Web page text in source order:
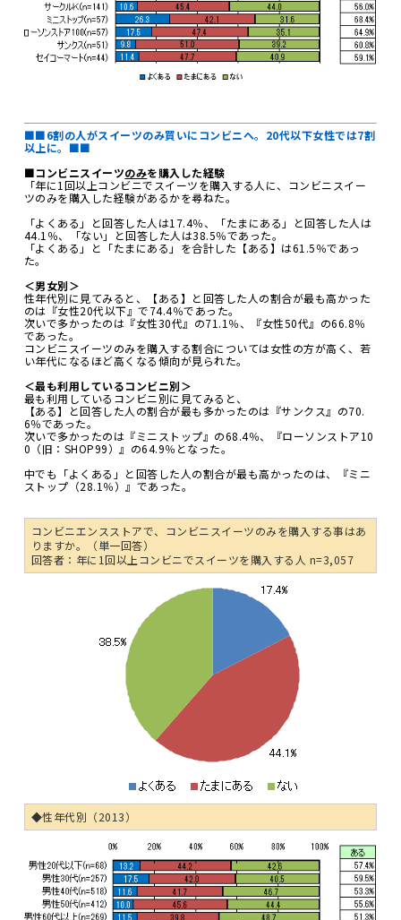
■■6割の人がスイーツのみ買いにコンビニへ。20代以下女性では7割
以上に。■■
■コンビニスイーツのみを購入した経験
「年に1回以上コンビニでスイーツを購入する人に、コンビニスイー
ツのみを購入した経験があるかを尋ねた。
「よくある」と回答した人は17.4％、「たまにある」と回答した人は
44.1％、「ない」と回答した人は38.5％であった。
「よくある」と「たまにある」を合計した【ある】は61.5％であっ
た。
＜男女別＞
性年代別に見てみると、【ある】と回答した人の割合が最も高かった
のは『女性20代以下』で74.4％であった。
次いで多かったのは『女性30代』の71.1％、『女性50代』の66.8％
であった。
コンビニスイーツのみを購入する割合については女性の方が高く、若
い年代になるほど高くなる傾向が見られた。
＜最も利用しているコンビニ別＞
最も利用しているコンビニ別に見てみると、
【ある】と回答した人の割合が最も多かったのは『サンクス』の70.
6％であった。
次いで多かったのは『ミニストップ』の68.4％、『ローソンストア10
0（旧：SHOP99）』の64.9％となった。
中でも「よくある」と回答した人の割合が最も高かったのは、『ミニ
ストップ（28.1％）』であった。
コンビニエンスストアで、コンビニスイーツのみを購入する事はあ
りますか。（単一回答）
回答者：年に1回以上コンビニでスイーツを購入する人 n=3,057
◆性年代別（2013）